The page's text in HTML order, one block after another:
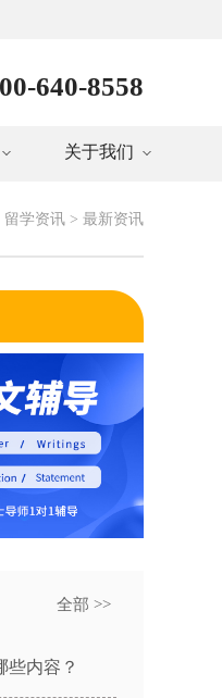
640-8558
关于我们
留学资讯 > 最新资讯
全部 >>
些内容？